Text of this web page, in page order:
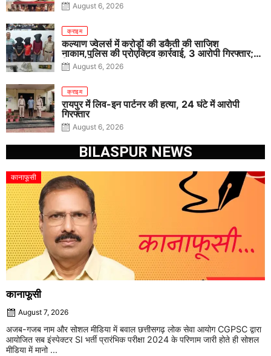
August 6, 2026
क्राइम
कल्याण ज्वेलर्स में करोड़ों की डकैती की साजिश
नाकाम,पुलिस की प्रोएक्टिव कार्रवाई, 3 आरोपी गिरफ्तार;
पिस्टल, कारतूस, चाकू और मोबाइल बरामद
August 6, 2026
क्राइम
रायपुर में लिव-इन पार्टनर की हत्या, 24 घंटे में आरोपी
गिरफ्तार
August 6, 2026
BILASPUR NEWS
कानाफूसी
कानाफूसी
August 7, 2026
अजब-गजब नाम और सोशल मीडिया में बवाल छत्तीसगढ़ लोक सेवा आयोग CGPSC द्वारा
आयोजित सब इंस्पेक्टर SI भर्ती प्रारंभिक परीक्षा 2024 के परिणाम जारी होते ही सोशल
मीडिया में मानो ...